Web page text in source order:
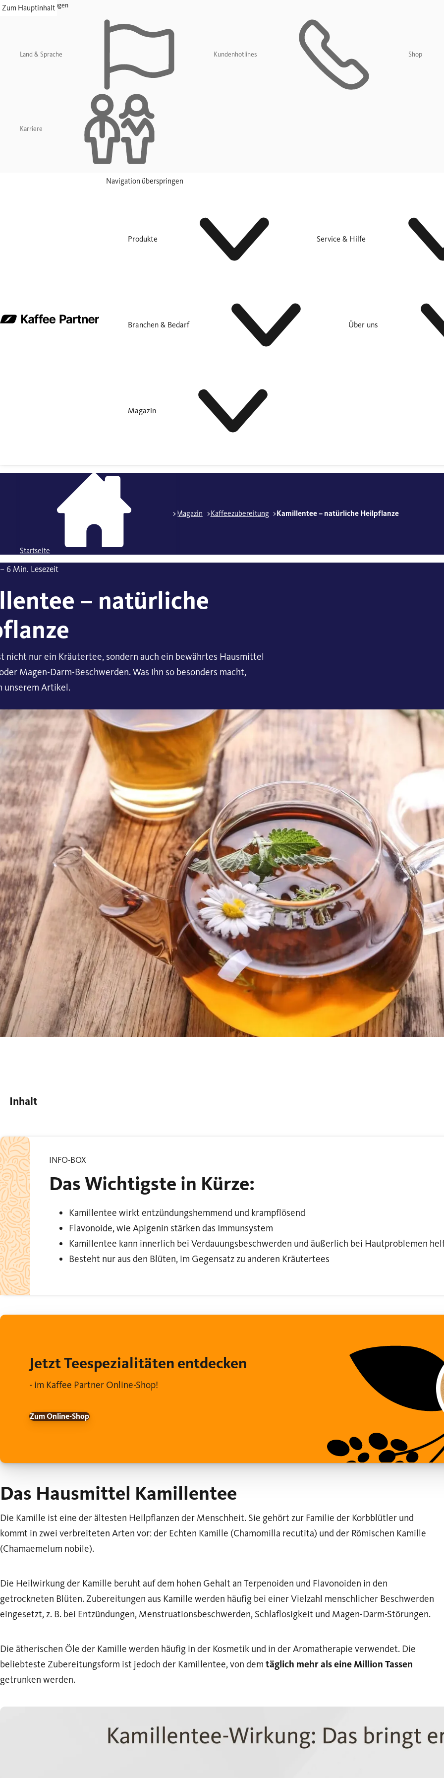
Zum Hauptinhalt
Navigation überspringen
Land & Sprache Kundenhotlines Shop
Karriere
Navigation überspringen
Produkte Service & Hilfe
Branchen & Bedarf Über uns
Magazin
Startseite
Magazin Kaffeezubereitung Kamillentee – natürliche Heilpflanze
6 Min. Lesezeit
– natürliche
nicht nur ein Kräutertee, sondern auch ein bewährtes Hausmittel
Magen-Darm-Beschwerden. Was ihn so besonders macht,
unserem Artikel.
Inhalt
INFO-BOX
Das Wichtigste in Kürze:
Kamillentee wirkt entzündungshemmend und krampflösend
Flavonoide, wie Apigenin stärken das Immunsystem
Kamillentee kann innerlich bei Verdauungsbeschwerden und äußerlich bei Hautproblemen
Besteht nur aus den Blüten, im Gegensatz zu anderen Kräutertees
Jetzt Teespezialitäten entdecken
- im Kaffee Partner Online-Shop!
Zum Online-Shop
Das Hausmittel Kamillentee
Die Kamille ist eine der ältesten Heilpflanzen der Menschheit. Sie gehört zur Familie der Korbblütler und
kommt in zwei verbreiteten Arten vor: der Echten Kamille (Chamomilla recutita) und der Römischen Kamille
(Chamaemelum nobile).
Die Heilwirkung der Kamille beruht auf dem hohen Gehalt an Terpenoiden und Flavonoiden in den
getrockneten Blüten. Zubereitungen aus Kamille werden häufig bei einer Vielzahl menschlicher Beschwerden
eingesetzt, z. B. bei Entzündungen, Menstruationsbeschwerden, Schlaflosigkeit und Magen-Darm-Störungen.
Die ätherischen Öle der Kamille werden häufig in der Kosmetik und in der Aromatherapie verwendet. Die
beliebteste Zubereitungsform ist jedoch der Kamillentee, von dem täglich mehr als eine Million Tassen
getrunken werden.